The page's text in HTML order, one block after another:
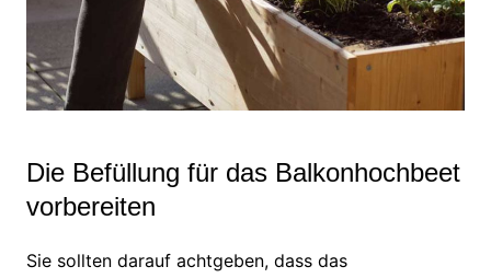
Die Befüllung für das Balkonhochbeet
vorbereiten
Sie sollten darauf achtgeben, dass das